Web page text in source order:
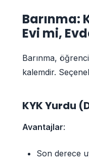
Barınma:
Evi mi,
Barınma,
kalemdir.
KYK Yurdu
Avantajlar:
Son derece